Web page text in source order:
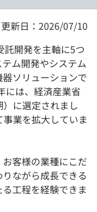
更新日：2026/07/10
託開発を主軸に5つ
ム開発やシステム
ソリューションで
には、経済産業省
に選定されまし
業を拡大していま
客様の業種にこだ
ながら成長できる
工程を経験できま